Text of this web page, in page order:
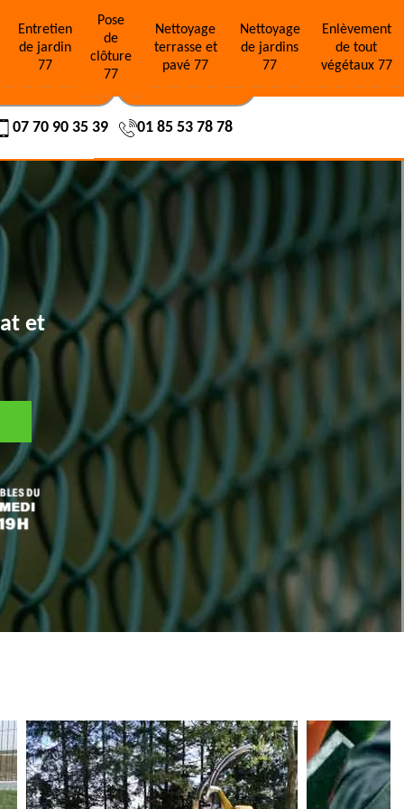
Entretien
de jardin
77
Pose
de
clôture
77
Nettoyage
terrasse et
pavé 77
Nettoyage
de jardins
77
Enlèvement
de tout
végétaux 77
RÉALISATIONS NOUS CONTACTER
07 70 90 35 39 01 85 53 78 78
et